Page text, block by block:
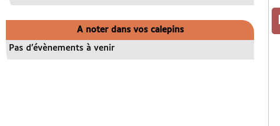
A noter dans vos calepins
Pas d’évènements à venir